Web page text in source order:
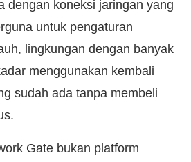
dengan koneksi jaringan yang
untuk pengaturan
lingkungan dengan banyak
menggunakan kembali
sudah ada tanpa membeli
Gate bukan platform